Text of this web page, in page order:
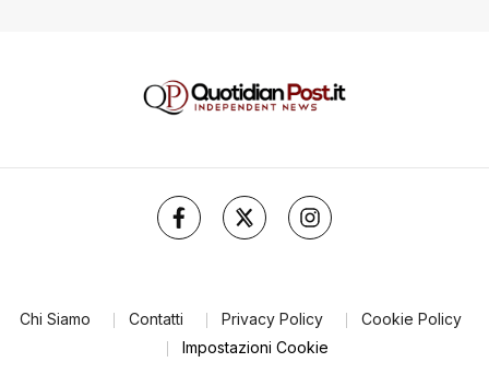
Chi Siamo Contatti Privacy Policy
Cookie Policy
Impostazioni Cookie